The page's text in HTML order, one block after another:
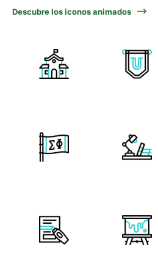
Descubre los iconos animados